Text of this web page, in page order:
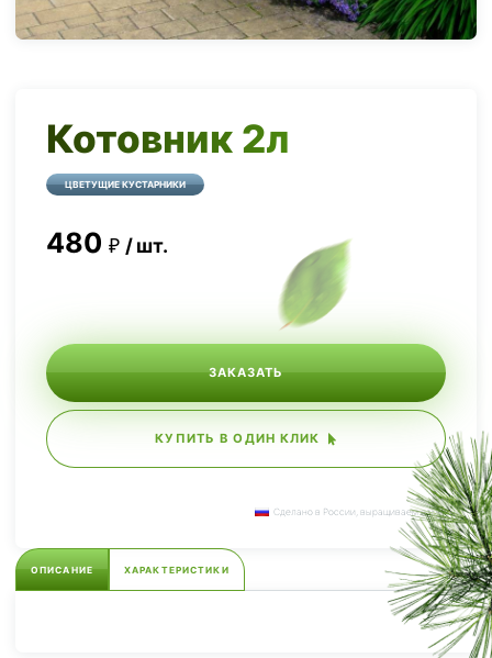
Котовник 2л
ЦВЕТУЩИЕ КУСТАРНИКИ
480 шт.
ЗАКАЗАТЬ
КУПИТЬ В ОДИН КЛИК
Сделано в России, выращиваем сами.
ОПИСАНИЕ ХАРАКТЕРИСТИКИ